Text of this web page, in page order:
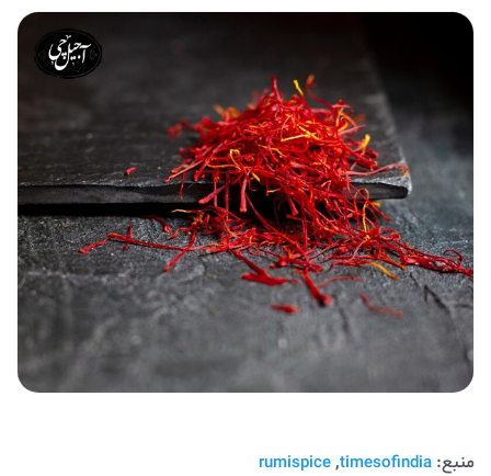
منبع: timesofindia
,
rumispice